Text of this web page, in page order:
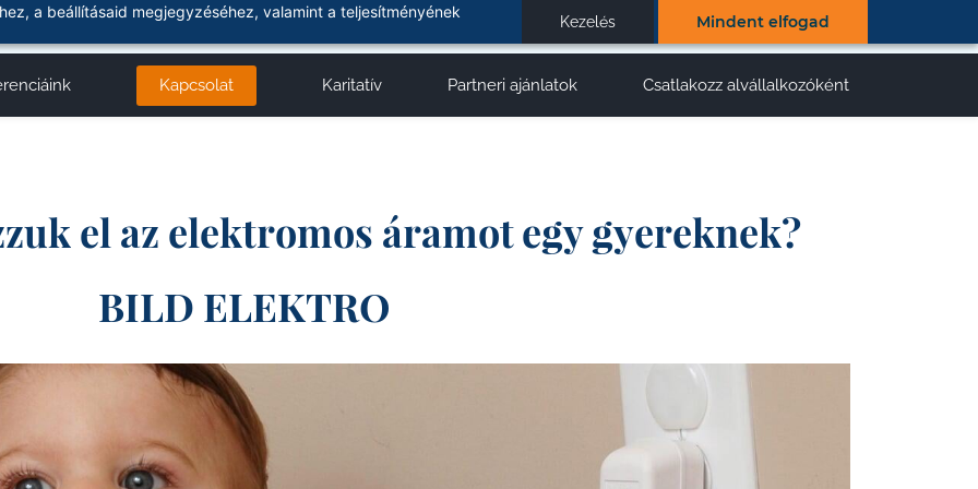
a beállításaid megjegyzéséhez, valamint a teljesítményének
Kezelés Mindent elfogad
Kapcsolat Karitatív Partneri ajánlatok Csatlakozz alvállalkozóként
el az elektromos áramot egy gyereknek?
BILD ELEKTRO